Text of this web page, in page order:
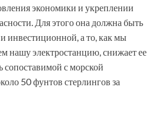
экономики и укреплении
Для этого она должна быть
инвестиционной, а то, как мы
нашу электростанцию, снижает ее
сопоставимой с морской
50 фунтов стерлингов за